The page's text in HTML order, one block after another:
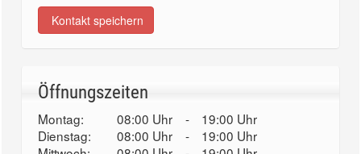
Kontakt speichern
Öffnungszeiten
Montag: 08:00 Uhr -
19:00 Uhr
Dienstag:
08:00 Uhr -
19:00 Uhr